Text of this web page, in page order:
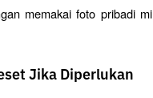
memakai foto pribadi
Jika Diperlukan